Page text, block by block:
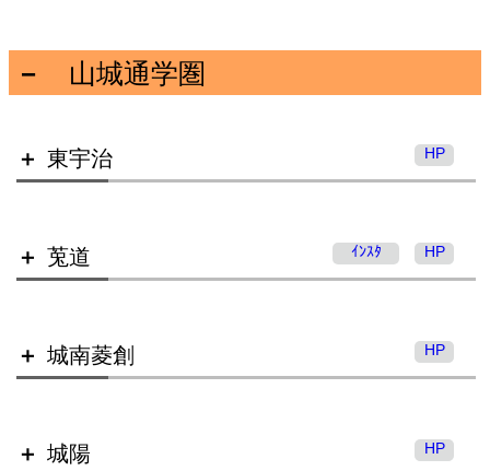
市立京都工学院高等学校
市立京都奏和高等学校
山城通学圏
東宇治 HP
東宇治高等学校
莵道 ｲﾝｽﾀ HP
城南菱創 HP
城陽 HP